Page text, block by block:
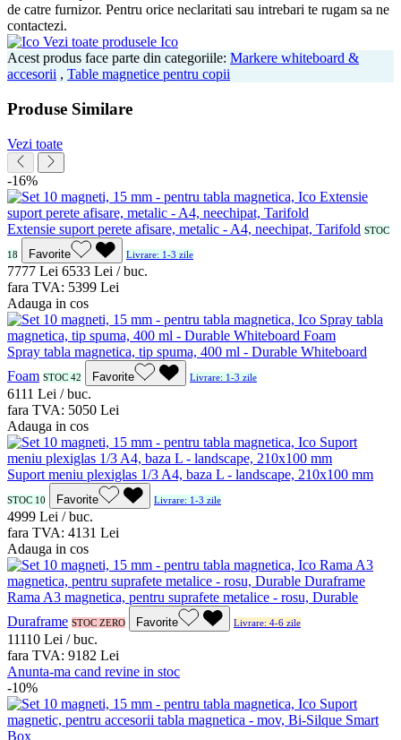
de catre furnizor. Pentru orice neclaritati sau intrebari te rugam sa ne
contactezi.
Vezi toate produsele Ico
Acest produs face parte din categoriile: Markere whiteboard &
accesorii , Table magnetice pentru copii
Produse Similare
Vezi toate
-16%
Extensie suport perete afisare, metalic - A4, neechipat, Tarifold STOC
18 Favorite Livrare: 1-3 zile
7777 Lei 6533 Lei / buc.
fara TVA: 5399 Lei
Adauga in cos
Spray tabla magnetica, tip spuma, 400 ml - Durable Whiteboard
Foam STOC 42 Favorite Livrare: 1-3 zile
6111 Lei / buc.
fara TVA: 5050 Lei
Adauga in cos
Suport meniu plexiglas 1/3 A4, baza L - landscape, 210x100 mm
STOC 10 Favorite Livrare: 1-3 zile
4999 Lei / buc.
fara TVA: 4131 Lei
Adauga in cos
Rama A3 magnetica, pentru suprafete metalice - rosu, Durable
Duraframe STOC ZERO Favorite Livrare: 4-6 zile
11110 Lei / buc.
fara TVA: 9182 Lei
Anunta-ma cand revine in stoc
-10%